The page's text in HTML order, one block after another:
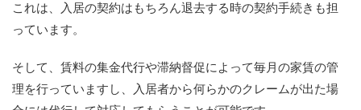
これは、入居の契約はもちろん退去する時の契約手続きも担
っています。
そして、賃料の集金代行や滞納督促によって毎月の家賃の管
理を行っていますし、入居者から何らかのクレームが出た場